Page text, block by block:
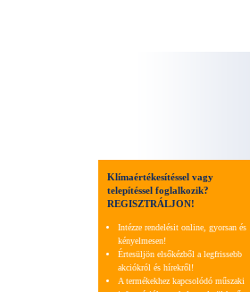
Klímaértékesítéssel vagy
telepítéssel foglalkozik?
REGISZTRÁLJON!
Intézze rendelésit online, gyorsan és
kényelmesen!
Értesüljön elsőkézből a legfrissebb
akciókról és hírekről!
A termékekhez kapcsolódó műszaki